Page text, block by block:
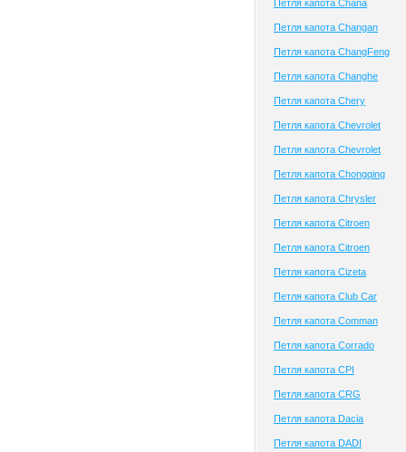
Петля капота Chana
Петля капота Changan
Петля капота ChangFeng
Петля капота Changhe
Петля капота Chery
Петля капота Chevrolet
Петля капота Chevrolet
Петля капота Chongqing
Петля капота Chrysler
Петля капота Citroen
Петля капота Citroen
Петля капота Cizeta
Петля капота Club Сar
Петля капота Comman
Петля капота Corrado
Петля капота CPI
Петля капота CRG
Петля капота Dacia
Петля капота DADI